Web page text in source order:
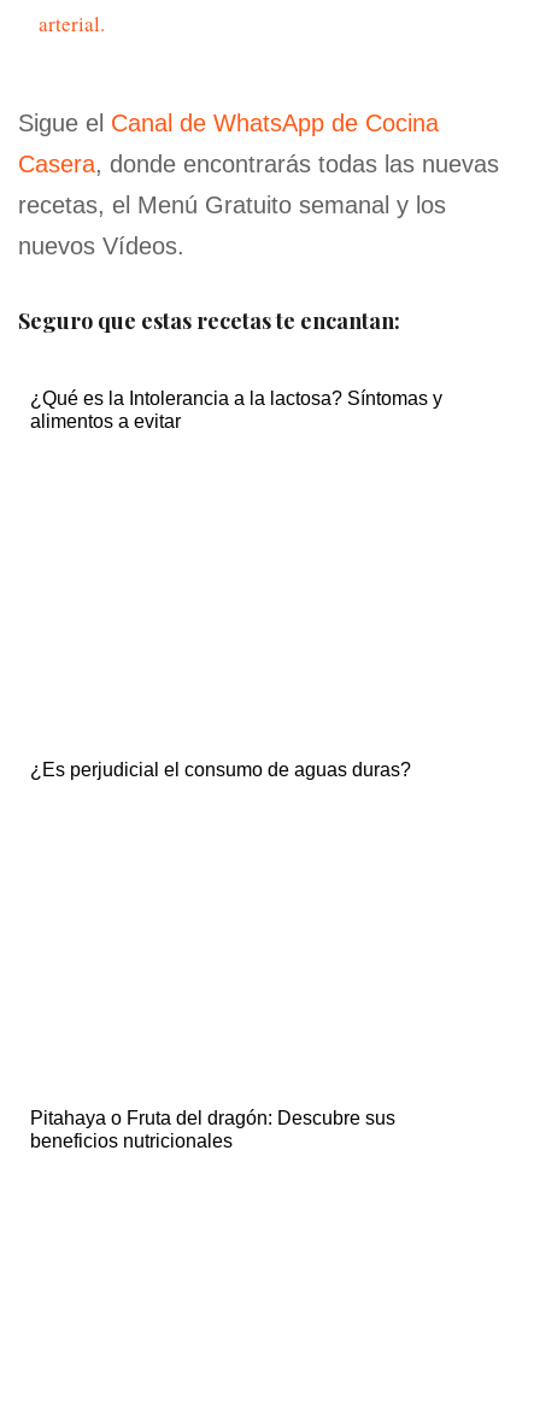
arterial.
Sigue el Canal de WhatsApp de Cocina
Casera, donde encontrarás todas las nuevas
recetas, el Menú Gratuito semanal y los
nuevos Vídeos.
Seguro que estas recetas te encantan:
¿Qué es la Intolerancia a la lactosa? Síntomas y
alimentos a evitar
¿Es perjudicial el consumo de aguas duras?
Pitahaya o Fruta del dragón: Descubre sus
beneficios nutricionales